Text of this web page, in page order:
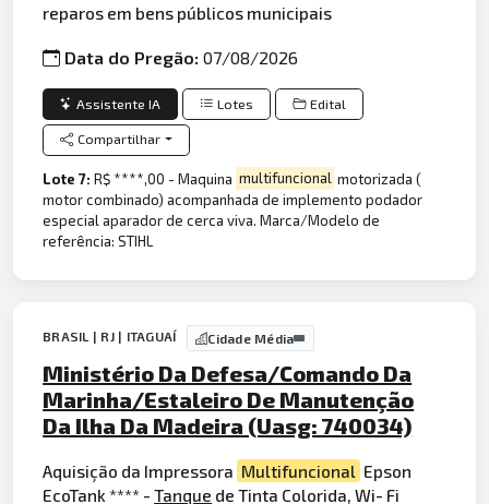
reparos em bens públicos municipais
Data do Pregão:07/08/2026
Assistente IA Lotes Edital
Compartilhar
Lote 7:R$ ****,00 - Maquina multifuncional motorizada (
motor combinado) acompanhada de implemento podador
especial aparador de cerca viva. Marca/Modelo de
referência: STIHL
BRASIL | RJ | ITAGUAÍ Cidade Média
Ministério Da Defesa/Comando Da
Marinha/Estaleiro De Manutenção
Da Ilha Da Madeira (Uasg: 740034)
Aquisição da Impressora Multifuncional Epson
EcoTank **** -Tanque de Tinta Colorida, Wi- Fi